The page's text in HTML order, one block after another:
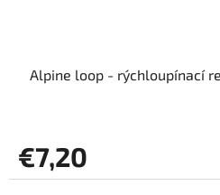
Alpine loop - rýchloupínací
€7,20